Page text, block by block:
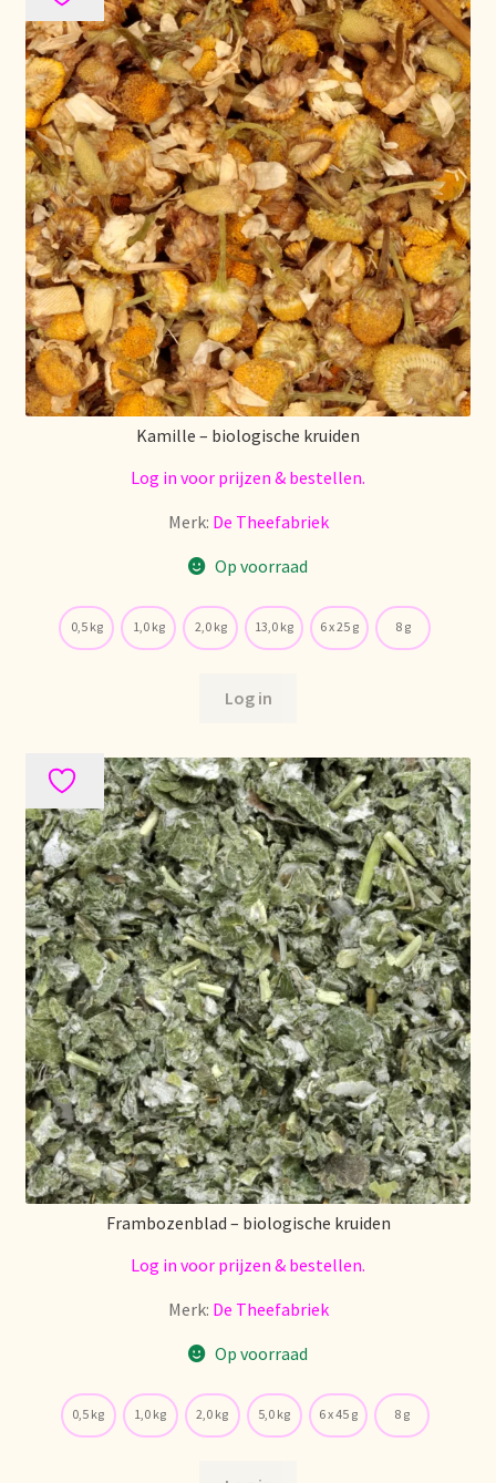
Over ons
Pagos y descuentos
Paiement et réductions
Payment and discounts
Pedidos y plazos de entrega
Personal Branding
Personal Branding
Preispolitik
Prijsbeleid
Privacy statement
Privacyverklaring
Product range
Questions relatives aux stocks
Retouren en garantie
Retours et garantie
Returns and warranty
Rücksendungen und Garantie
Seguridad alimentaria
Shipping and delivery
Kamille – biologische kruiden
Log in voor prijzen & bestellen.
Merk: De Theefabriek
Op voorraad
0,5 kg 1,0 kg 2,0 kg 13,0 kg 6 x 25 g 8 g
Log in
Frambozenblad – biologische kruiden
Log in voor prijzen & bestellen.
Merk: De Theefabriek
Op voorraad
0,5 kg 1,0 kg 2,0 kg 5,0 kg 6 x 45 g 8 g